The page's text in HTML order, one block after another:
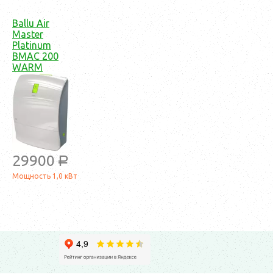
Ballu Air
Master
Platinum
BMAC 200
WARM
29900 a
Мощность 1,0 кВт